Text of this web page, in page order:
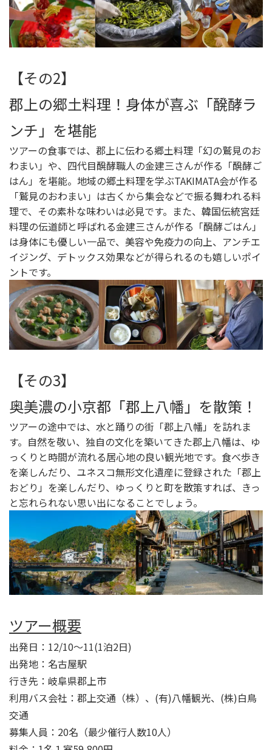
【その2】
郡上の郷土料理！身体が喜ぶ「醗酵ラ
ンチ」を堪能
ツアーの食事では、郡上に伝わる郷土料理「幻の鷲見のお
わまい」や、四代目醗酵職人の金建三さんが作る「醗酵ご
はん」を堪能。地域の郷土料理を学ぶTAKIMATA会が作る
「鷲見のおわまい」は古くから集会などで振る舞われる料
理で、その素朴な味わいは必見です。また、韓国伝統宮廷
料理の伝道師と呼ばれる金建三さんが作る「醗酵ごはん」
は身体にも優しい一品で、美容や免疫力の向上、アンチエ
イジング、デトックス効果などが得られるのも嬉しいポイ
ントです。
【その3】
奥美濃の小京都「郡上八幡 」を散策！
ツアーの途中では、水と踊りの街「郡上八幡」を訪れま
す。自然を敬い、独自の文化を築いてきた郡上八幡は、ゆ
っくりと時間が流れる居心地の良い観光地です。食べ歩き
を楽しんだり、ユネスコ無形文化遺産に登録された「郡上
おどり」を楽しんだり、ゆっくりと町を散策すれば、きっ
と忘れられない思い出になることでしょう。
ツアー概要
出発日：12/10〜11(1泊2日)
出発地：名古屋駅
行き先：岐阜県郡上市
利用バス会社：郡上交通（株）、(有)八幡観光、(株)白鳥
交通
募集人員：20名（最少催行人数10人）